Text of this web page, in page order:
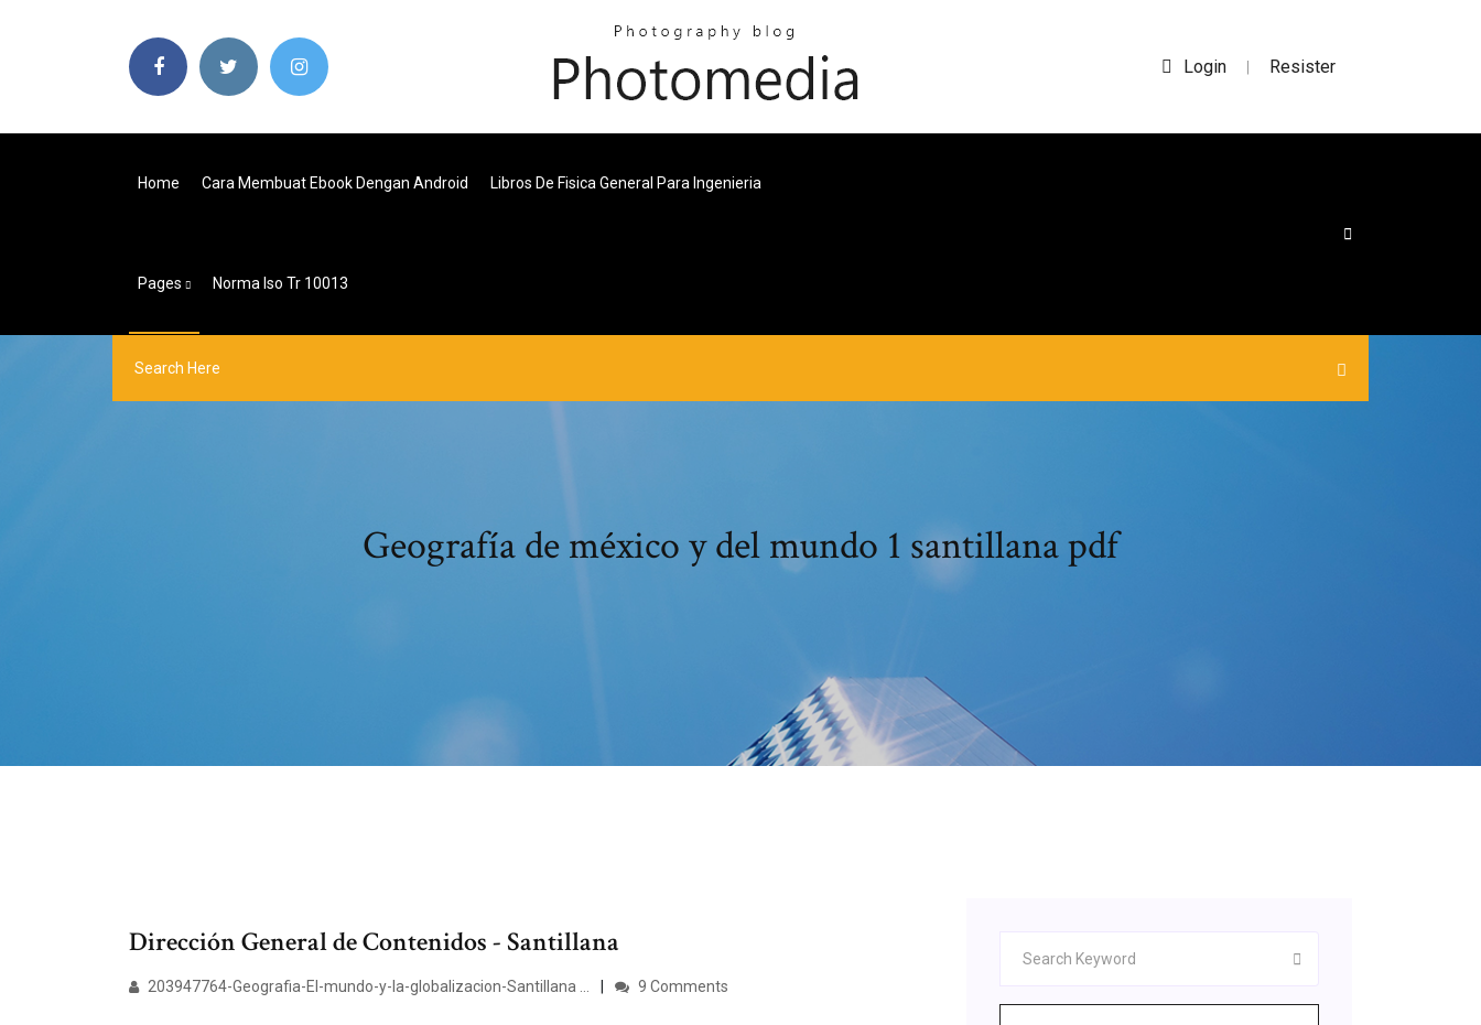
Login | Resister
Home Cara Membuat Ebook Dengan Android Libros De Fisica General Para Ingenieria
Pages Norma Iso Tr 10013
Geografía de méxico y del mundo 1 santillana pdf
Dirección General de Contenidos - Santillana
203947764-Geografia-El-mundo-y-la-globalizacion-Santillana ... 9 Comments